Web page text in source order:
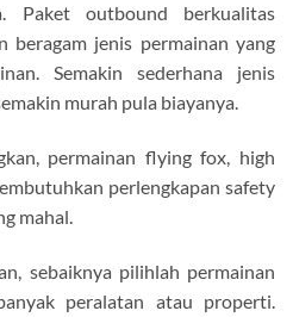
Paket outbound berkualitas
beragam jenis permainan yang
Semakin sederhana jenis
murah pula biayanya.
permainan flying fox, high
perlengkapan safety
mahal.
sebaiknya pilihlah permainan
peralatan atau properti.